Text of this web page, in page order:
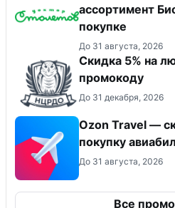
ассортимент
покупке
До 31 августа, 2026
Скидка 5% на
промокоду
До 31 декабря, 2026
Ozon Travel —
покупку
До 31 августа, 2026
Все